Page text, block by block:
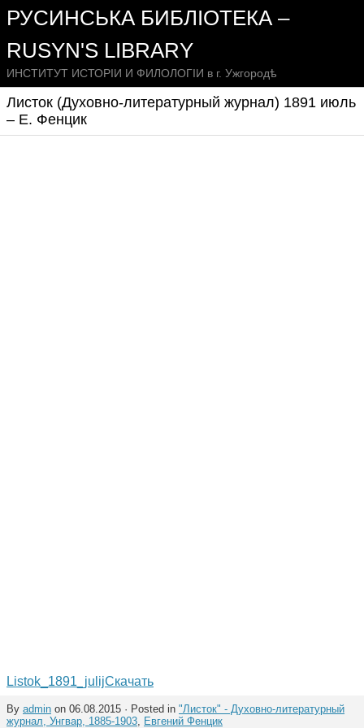
РУСИНСЬКА БИБЛІОТЕКА –
RUSYN'S LIBRARY
ИНСТИТУТ ИСТОРІИ И ФИЛОЛОГІИ в г. Ужгородѣ
Листок (Духовно-литературный журнал) 1891 июль
– Е. Фенцик
Listok_1891_julijСкачать
By admin on 06.08.2015 · Posted in "Листок" - Духовно-литературный
журнал, Унгвар, 1885-1903, Евгений Фенцик